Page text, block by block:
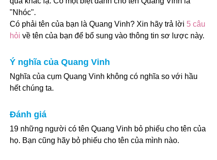
"Nhóc".
Có phải tên của bạn là Quang Vinh? Xin hãy trả lời 5 câu
hỏi về tên của bạn để bổ sung vào thông tin sơ lược này.
Ý nghĩa của Quang Vinh
Nghĩa của cụm Quang Vinh không có nghĩa so với hầu
hết chúng ta.
Đánh giá
19 những người có tên Quang Vinh bỏ phiếu cho tên của
họ. Bạn cũng hãy bỏ phiếu cho tên của mình nào.